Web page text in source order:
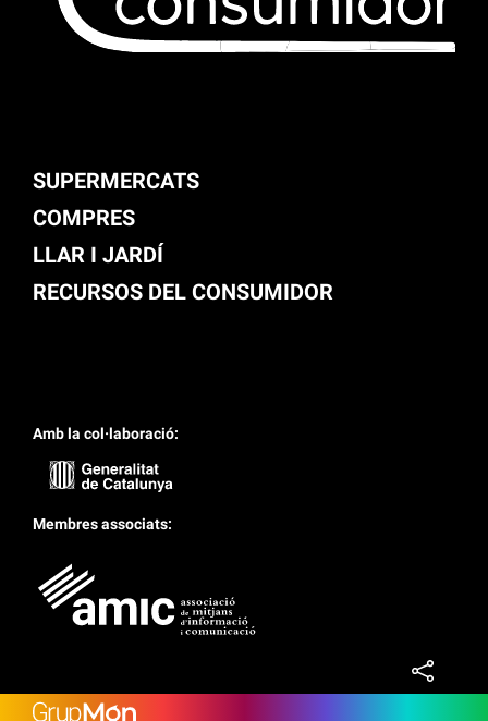
SUPERMERCATS
COMPRES
LLAR I JARDÍ
RECURSOS DEL CONSUMIDOR
Amb la col·laboració:
Membres associats: